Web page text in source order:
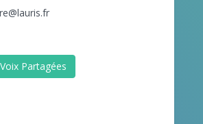
Partagées